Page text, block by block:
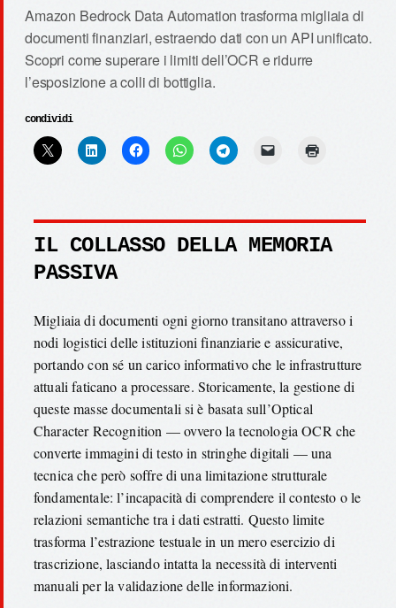
Amazon Bedrock Data Automation trasforma migliaia di
documenti finanziari, estraendo dati con un API unificato.
Scopri come superare i limiti dell’OCR e ridurre
l’esposizione a colli di bottiglia.
condividi
IL COLLASSO DELLA MEMORIA
PASSIVA
Migliaia di documenti ogni giorno transitano attraverso i
nodi logistici delle istituzioni finanziarie e assicurative,
portando con sé un carico informativo che le infrastrutture
attuali faticano a processare. Storicamente, la gestione di
queste masse documentali si è basata sull’Optical
Character Recognition — ovvero la tecnologia OCR che
converte immagini di testo in stringhe digitali — una
tecnica che però soffre di una limitazione strutturale
fondamentale: l’incapacità di comprendere il contesto o le
relazioni semantiche tra i dati estratti. Questo limite
trasforma l’estrazione testuale in un mero esercizio di
trascrizione, lasciando intatta la necessità di interventi
manuali per la validazione delle informazioni.